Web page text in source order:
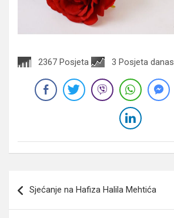
2367 Posjeta 3 Posjeta danas
članaka
Sjećanje na Hafiza Halila Mehtića